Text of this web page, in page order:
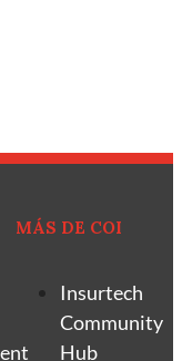
MÁS DE COI
Insurtech
Community
Hub